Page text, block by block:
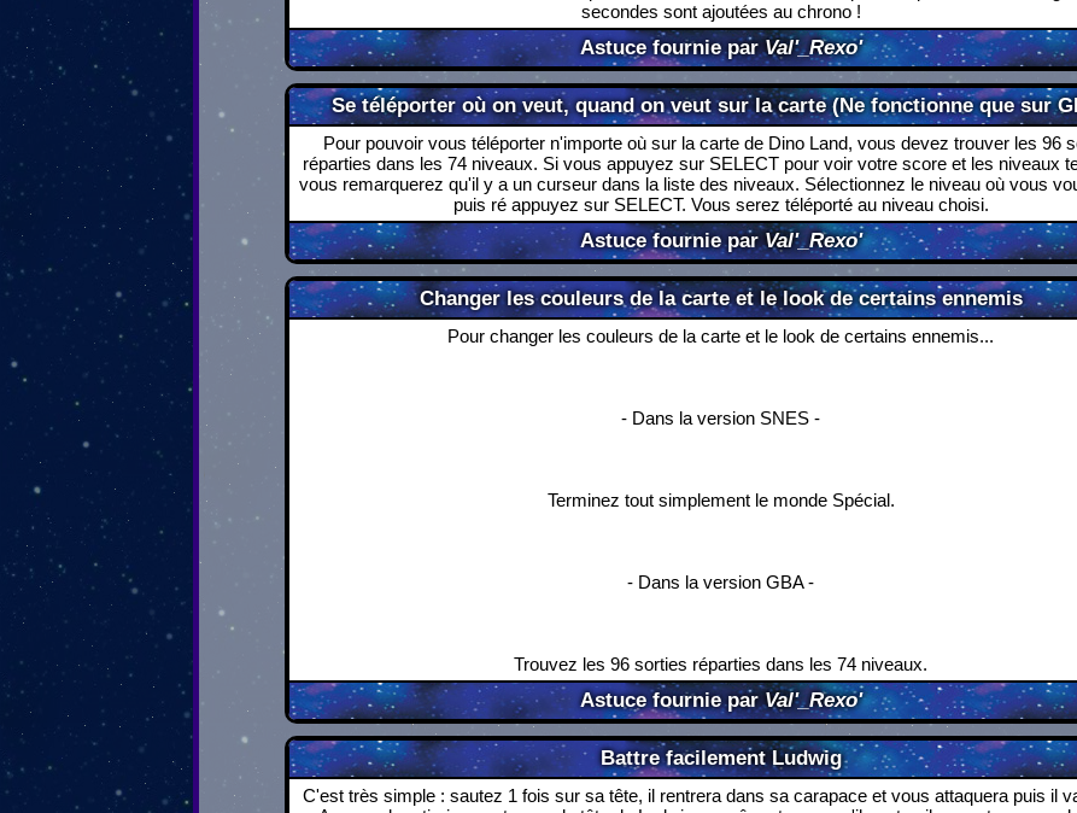
Astuce fournie parVal'_Rexo'
secondes sont ajoutées au chrono !
Se téléporter où on veut, quand on veut sur la carte (Ne fonctionne que sur
Astuce fournie parVal'_Rexo'
Pour pouvoir vous téléporter n'importe où sur la carte de Dino Land, vous devez trouver les 96
réparties dans les 74 niveaux. Si vous appuyez sur SELECT pour voir votre score et les niveaux
vous remarquerez qu'il y a un curseur dans la liste des niveaux. Sélectionnez le niveau où vous
puis ré appuyez sur SELECT. Vous serez téléporté au niveau choisi.
Changer les couleurs de la carte et le look de certains ennemis
Astuce fournie parVal'_Rexo'
Pour changer les couleurs de la carte et le look de certains ennemis...
- Dans la version SNES -
Terminez tout simplement le monde Spécial.
- Dans la version GBA -
Trouvez les 96 sorties réparties dans les 74 niveaux.
Battre facilement Ludwig
C'est très simple : sautez 1 fois sur sa tête, il rentrera dans sa carapace et vous attaquera puis il